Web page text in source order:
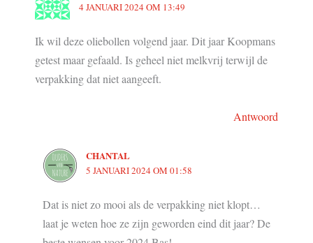
4 JANUARI 2024 OM 13:49
Ik wil deze oliebollen volgend jaar. Dit jaar Koopmans
getest maar gefaald. Is geheel niet melkvrij terwijl de
verpakking dat niet aangeeft.
Antwoord
CHANTAL
5 JANUARI 2024 OM 01:58
Dat is niet zo mooi als de verpakking niet klopt…
laat je weten hoe ze zijn geworden eind dit jaar? De